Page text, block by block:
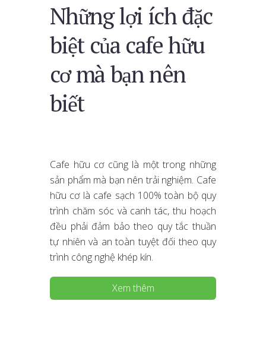
Những lợi ích đặc
biệt của cafe hữu
cơ mà bạn nên
biết
Cafe hữu cơ cũng là một trong những
sản phẩm mà bạn nên trải nghiệm. Cafe
hữu cơ là cafe sạch 100% toàn bộ quy
trình chăm sóc và canh tác, thu hoạch
đều phải đảm bảo theo quy tắc thuần
tự nhiên và an toàn tuyệt đối theo quy
trình công nghệ khép kín.
Xem thêm